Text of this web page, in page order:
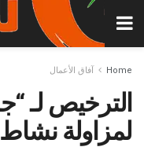
Home آفاق الأعمال
الترخيص لـ
لمزاولة نشاط